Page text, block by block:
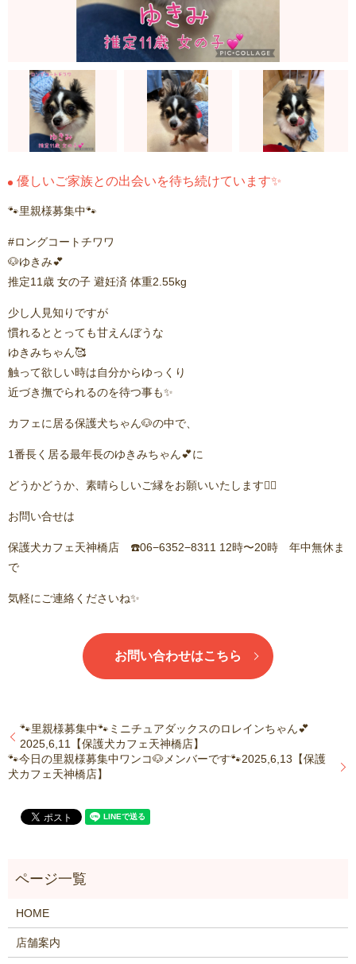
優しいご家族との出会いを待ち続けています✨
🐾里親様募集中🐾
#ロングコートチワワ
🐶ゆきみ💕
推定11歳 女の子 避妊済 体重2.55kg
少し人見知りですが
慣れるととっても甘えんぼうな
ゆきみちゃん🥰
触って欲しい時は自分からゆっくり
近づき撫でられるのを待つ事も✨
カフェに居る保護犬ちゃん🐶の中で、
1番長く居る最年長のゆきみちゃん💕に
どうかどうか、素晴らしいご縁をお願いいたします🙇‍♂️
お問い合せは
保護犬カフェ天神橋店 ☎️06−6352−8311 12時〜20時 年中無休ま
で
気軽にご連絡くださいね✨
お問い合わせはこちら
🐾里親様募集中🐾ミニチュアダックスのロレインちゃん💕
2025,6,11【保護犬カフェ天神橋店】
🐾今日の里親様募集中ワンコ🐶メンバーです🐾2025,6,13【保護
犬カフェ天神橋店】
HOME
店舗案内